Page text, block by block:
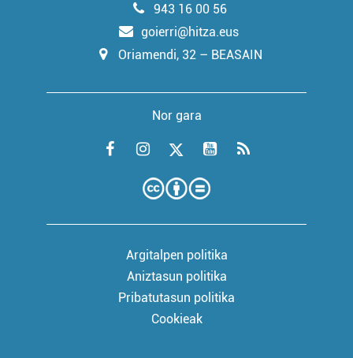
943 16 00 56
goierri@hitza.eus
Oriamendi, 32 – BEASAIN
Nor gara
Argitalpen politika
Aniztasun politika
Pribatutasun politika
Cookieak